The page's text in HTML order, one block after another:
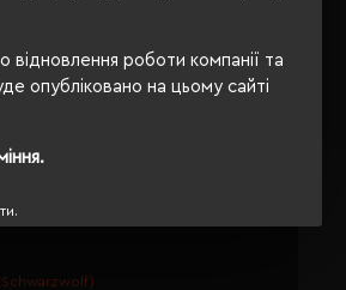
відновлення роботи компанії та
опубліковано на цьому сайті
Alvernia 140х170 см жовтий -